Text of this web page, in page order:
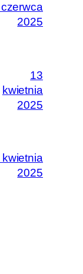
2025
13
kwietnia
2025
kwietnia
2025